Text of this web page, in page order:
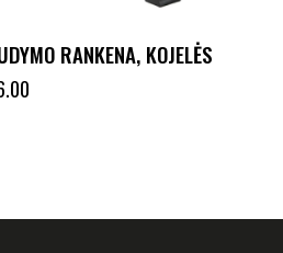
RANKENA, KOJELĖS